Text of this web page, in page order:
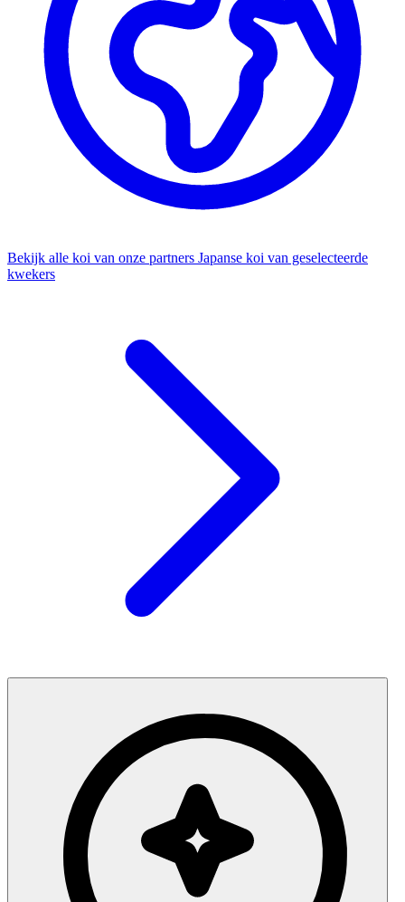
Bekijk alle koi van onze partners Japanse koi van geselecteerde
kwekers